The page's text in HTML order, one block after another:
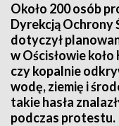
Około 200 osób
Dyrekcją Ochrony
dotyczył
w Ościsłowie
czy kopalnie
wodę, ziemię i
takie hasła
podczas protestu.